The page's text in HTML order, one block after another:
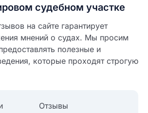
судебном участке
на сайте гарантирует
мнений о судах. Мы просим
полезные и
которые проходят строгую
Отзывы
судебный участок?
публикацию отзыва
публикацию отзыва
ОСТАВИТЬ ОТЗЫВ
СОХРАНИТЬ